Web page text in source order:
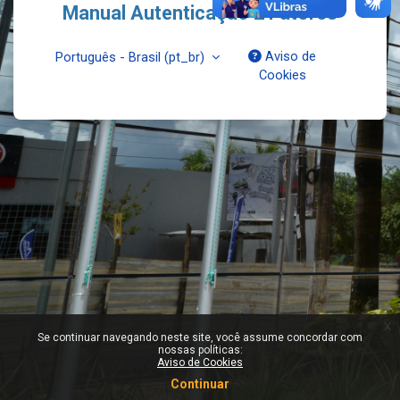
Se continuar navegando neste site, você assume concordar com
nossas políticas:
Aviso de Cookies
Continuar
x
Manual Autenticação 2 Fatores
Português - Brasil ‎(pt_br)‎
Aviso de
Cookies